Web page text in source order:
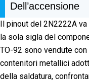
Dell’accensione
Il pinout del 2N2222A
la sola sigla del
TO-92 sono vendute
contenitori metallici
della saldatura,